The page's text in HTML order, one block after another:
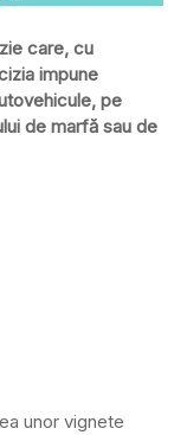
care, cu
impune
pe
de marfă sau de
unor vignete